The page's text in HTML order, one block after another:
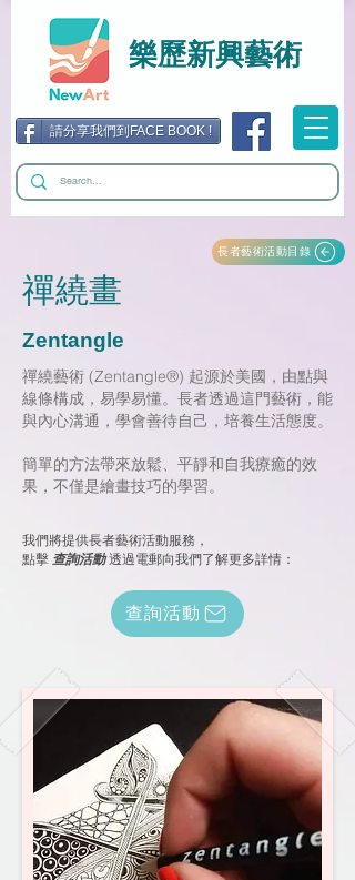
請分享我們到FACE BOOK !
樂歷新興藝術
長者藝術活動目錄
禪繞畫
Zentangle
禪繞藝術 (Zentangle®) 起源於美國，由點與
線條構成，易學易懂。 長者透過這門藝術，能
與內心溝通，學會善待自己，培養生活態度。
簡單的方法帶來放鬆、平靜和自我療癒的效
果，不僅是繪畫技巧的學習。
我們將提供長者藝術活動服務，
點擊 查詢活動透過電郵向我們了解更多詳情：
查詢活動